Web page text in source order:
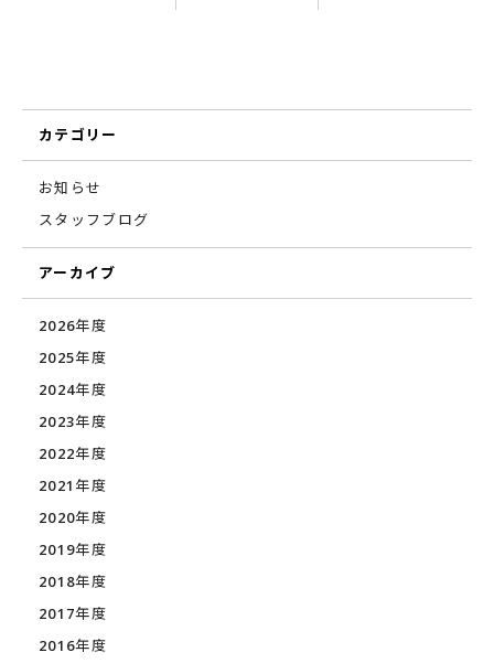
カテゴリー
お知らせ
スタッフブログ
アーカイブ
2026年度
2025年度
2024年度
2023年度
2022年度
2021年度
2020年度
2019年度
2018年度
2017年度
2016年度